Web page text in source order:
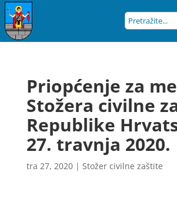
Priopćenje za
Stožera civilne
Republike
27. travnja 2020.
tra 27, 2020| Stožer civilne zaštite